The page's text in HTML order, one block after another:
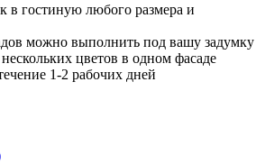
в гостиную любого размера и
можно выполнить под вашу задумку
цветов в одном фасаде
1-2 рабочих дней